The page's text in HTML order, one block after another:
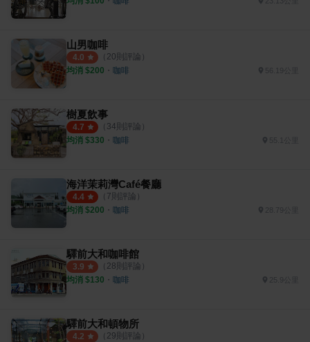
山男咖啡
4.0 （ 20則評論）
均消 $200 ・ 咖啡 56.19公里
樹夏飲事
4.7 （ 34則評論）
均消 $330 ・ 咖啡 55.1公里
海洋茉莉灣Café餐廳
4.4 （ 7則評論）
均消 $200 ・ 咖啡
驛前大和咖啡館
3.9 （ 28則評論）
均消 $130 ・ 咖啡 25.9公里
驛前大和頓物所
4.2 （ 29則評論）